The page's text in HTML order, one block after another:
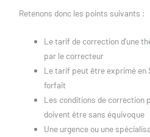
Retenons donc les points suivants :
Le tarif de correction d’une
par le correcteur
Le tarif peut être exprimé en
forfait
Les conditions de correction
doivent être sans équivoque
Une urgence ou une